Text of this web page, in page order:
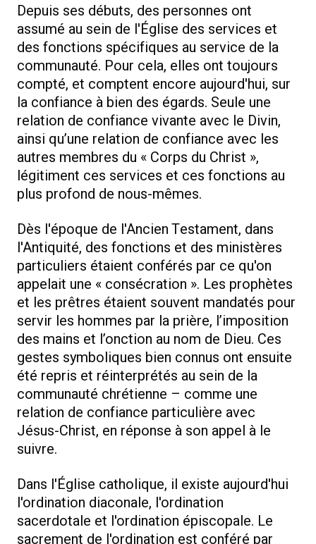
Depuis ses débuts, des personnes ont
assumé au sein de l'Église des services et
des fonctions spécifiques au service de la
communauté. Pour cela, elles ont toujours
compté, et comptent encore aujourd'hui, sur
la confiance à bien des égards. Seule une
relation de confiance vivante avec le Divin,
ainsi qu’une relation de confiance avec les
autres membres du « Corps du Christ »,
légitiment ces services et ces fonctions au
plus profond de nous-mêmes.
Dès l'époque de l'Ancien Testament, dans
l'Antiquité, des fonctions et des ministères
particuliers étaient conférés par ce qu'on
appelait une « consécration ». Les prophètes
et les prêtres étaient souvent mandatés pour
servir les hommes par la prière, l’imposition
des mains et l’onction au nom de Dieu. Ces
gestes symboliques bien connus ont ensuite
été repris et réinterprétés au sein de la
communauté chrétienne – comme une
relation de confiance particulière avec
Jésus-Christ, en réponse à son appel à le
suivre.
Dans l'Église catholique, il existe aujourd'hui
l'ordination diaconale, l'ordination
sacerdotale et l'ordination épiscopale. Le
sacrement de l'ordination est conféré par